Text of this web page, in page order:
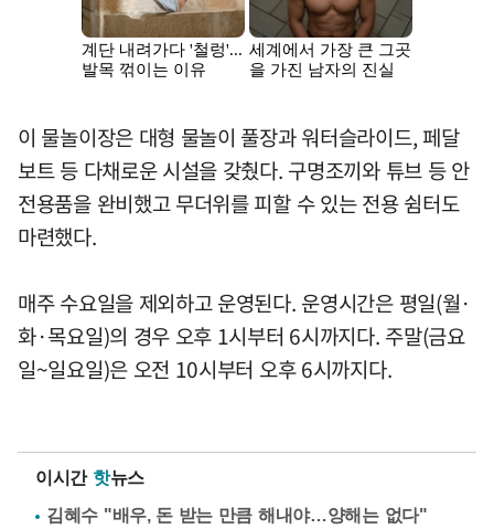
이 물놀이장은 대형 물놀이 풀장과 워터슬라이드, 페달
보트 등 다채로운 시설을 갖췄다. 구명조끼와 튜브 등 안
전용품을 완비했고 무더위를 피할 수 있는 전용 쉼터도
마련했다.
매주 수요일을 제외하고 운영된다. 운영시간은 평일(월·
화·목요일)의 경우 오후 1시부터 6시까지다. 주말(금요
일~일요일)은 오전 10시부터 오후 6시까지다.
이시간 핫뉴스
김혜수 "배우, 돈 받는 만큼 해내야…양해는 없다"